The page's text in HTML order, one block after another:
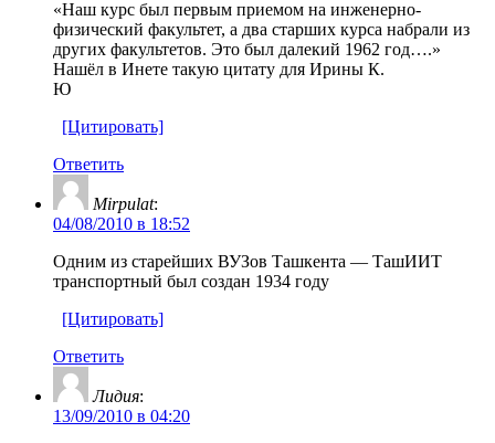
«Наш курс был первым приемом на инженерно-
физический факультет, а два старших курса набрали из
других факультетов. Это был далекий 1962 год….»
Нашёл в Инете такую цитату для Ирины К.
Ю
[Цитировать]
Ответить
Mirpulat:
04/08/2010 в 18:52
Одним из старейших ВУЗов Ташкента — ТашИИТ
транспортный был создан 1934 году
[Цитировать]
Ответить
Лидия:
13/09/2010 в 04:20